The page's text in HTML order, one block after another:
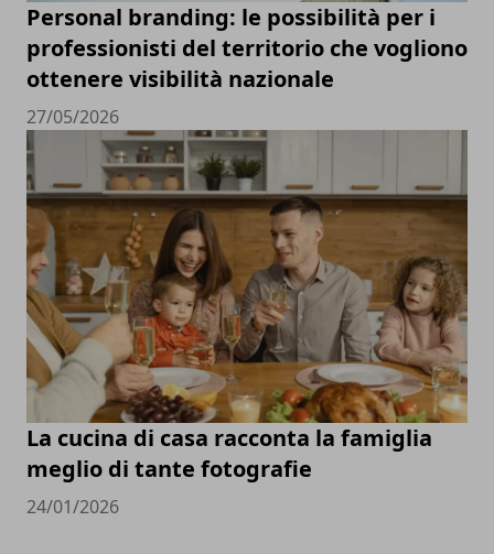
Personal branding: le possibilità per i
professionisti del territorio che vogliono
ottenere visibilità nazionale
27/05/2026
La cucina di casa racconta la famiglia
meglio di tante fotografie
24/01/2026